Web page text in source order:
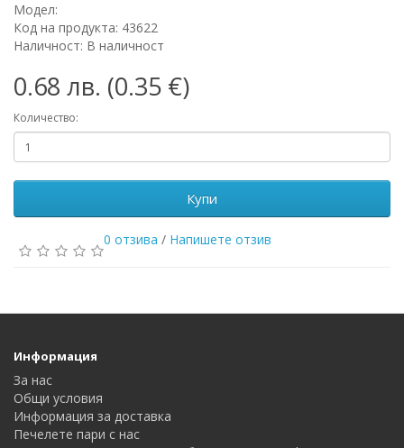
Модел:
Код на продукта: 43622
Наличност: В наличност
0.68 лв. (0.35 €)
Количество:
Купи
0 отзива / Напишете отзив
Информация
За нас
Общи условия
Информация за доставка
Печелете пари с нас